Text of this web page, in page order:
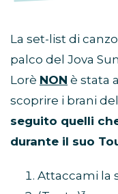
La set-list di
palco del Jova
Lorè NON è stata
scoprire i brani
seguito quelli
durante il suo
Attaccami la